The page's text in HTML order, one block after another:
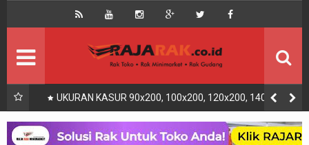
UKURAN KASUR 90x200, 100x200, 120x200, 140x200,
160x200, 180x200 | FUNGSI, MANFAAT DAN KEGUNAAN
Beranda
Kontak About Us
Rak Gudang Rak besi/Rak pallet
Rak Minimarket Supermarket